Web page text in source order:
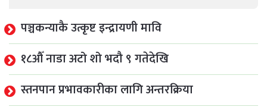
पञ्चकन्याकै उत्कृष्ट इन्द्रायणी मावि
१८औँ नाडा अटो शो भदौ ९ गतेदेखि
स्तनपान प्रभावकारीका लागि अन्तरक्रिया